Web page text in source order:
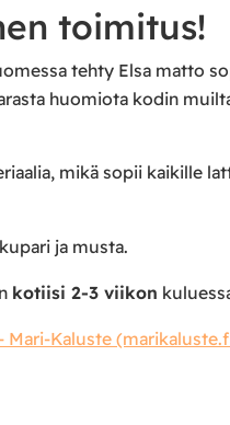
toimitus!
tehty Elsa matto
huomiota kodin
mikä sopii kaikille
ja musta.
kotiisi 2-3 viikon
Mari-Kaluste